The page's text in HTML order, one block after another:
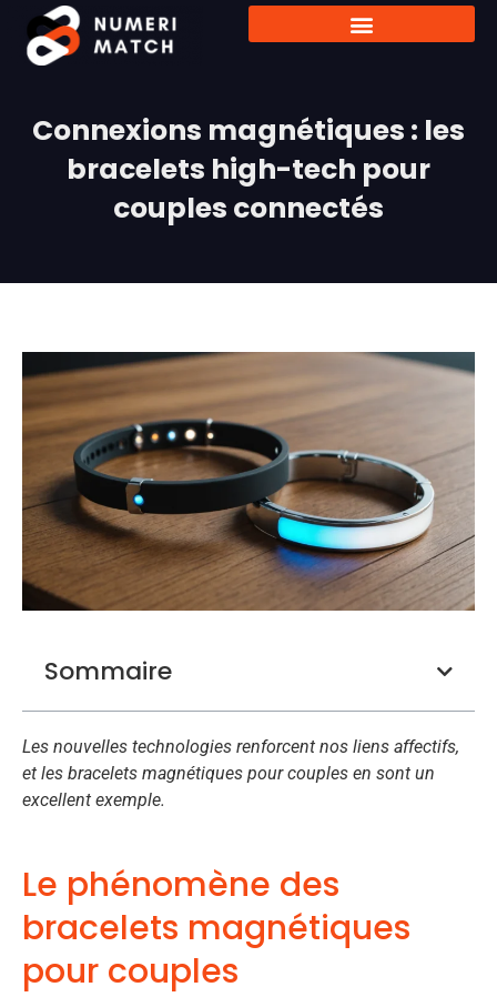
Connexions magnétiques : les
bracelets high-tech pour
couples connectés
Sommaire
Les nouvelles technologies renforcent nos liens affectifs,
et les bracelets magnétiques pour couples en sont un
excellent exemple.
Le phénomène des
bracelets magnétiques
pour couples